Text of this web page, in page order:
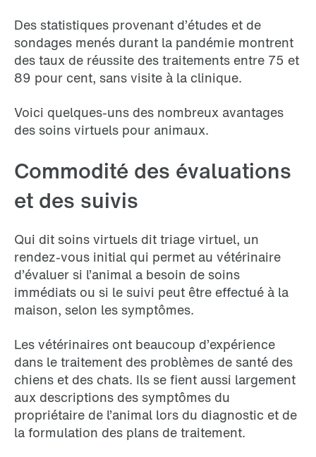
Des statistiques provenant d’études et de
sondages menés durant la pandémie montrent
des taux de réussite des traitements entre 75 et
89 pour cent, sans visite à la clinique.
Voici quelques-uns des nombreux avantages
des soins virtuels pour animaux.
Commodité des évaluations
et des suivis
Qui dit soins virtuels dit triage virtuel, un
rendez-vous initial qui permet au vétérinaire
d’évaluer si l’animal a besoin de soins
immédiats ou si le suivi peut être effectué à la
maison, selon les symptômes.
Les vétérinaires ont beaucoup d’expérience
dans le traitement des problèmes de santé des
chiens et des chats. Ils se fient aussi largement
aux descriptions des symptômes du
propriétaire de l’animal lors du diagnostic et de
la formulation des plans de traitement.